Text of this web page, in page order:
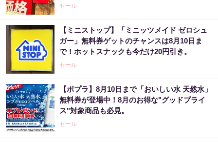
セール
【ミニストップ】「ミニッツメイド ゼロシュ
ガー」無料券ゲットのチャンスは8月10日ま
で！ホットスナックも今だけ20円引き。
セール
【ポプラ】8月10日まで「おいしい水 天然水」
無料券が登場中！8月のお得な"グッドプライ
ス"対象商品も必見。
セール